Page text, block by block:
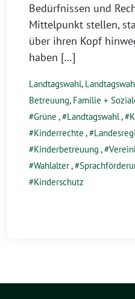
Bedürfnissen und
Mittelpunkt stellen,
über ihren Kopf
haben […]
Landtagswahl,
Betreuung, Familie +
Grüne , Landtagswahl ,
Kinderrechte ,
Kinderbetreuung ,
Wahlalter,
Kinderschutz